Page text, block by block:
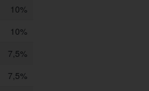
10%
10%
7,5%
7,5%